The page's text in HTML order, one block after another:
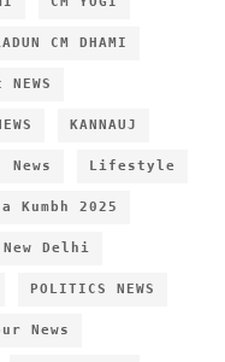
CM DHAMI
KANNAUJ
News Lifestyle
Kumbh 2025
New Delhi
POLITICS NEWS
News